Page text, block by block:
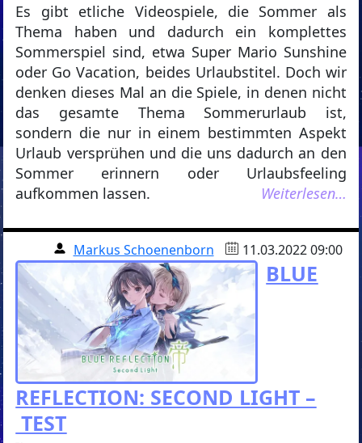
Es gibt etliche Videospiele, die Sommer als
Thema haben und dadurch ein komplettes
Sommerspiel sind, etwa Super Mario Sunshine
oder Go Vacation, beides Urlaubstitel. Doch wir
denken dieses Mal an die Spiele, in denen nicht
das gesamte Thema Sommerurlaub ist,
sondern die nur in einem bestimmten Aspekt
Urlaub versprühen und die uns dadurch an den
Sommer erinnern oder Urlaubsfeeling
aufkommen lassen.
Weiterlesen…
Markus Schoenenborn 11.03.2022 09:00
BLUE
REFLECTION: SECOND LIGHT –
TEST